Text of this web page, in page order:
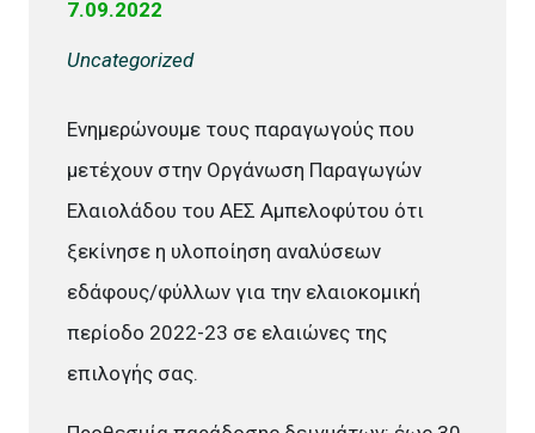
7.09.2022
Uncategorized
Ενημερώνουμε τους παραγωγούς που
μετέχουν στην Οργάνωση Παραγωγών
Ελαιολάδου του ΑΕΣ Αμπελοφύτου ότι
ξεκίνησε η υλοποίηση αναλύσεων
εδάφους/φύλλων για την ελαιοκομική
περίοδο 2022-23 σε ελαιώνες της
επιλογής σας.